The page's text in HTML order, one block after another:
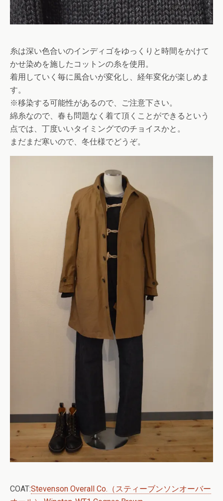
糸は深い色合いのインディゴをゆっくりと時間をかけて
かせ染めを施したコットンの糸を使用。
着用していく毎に風合いが変化し、経年変化が楽しめま
す。
※移染する可能性があるので、ご注意下さい。
綿糸なので、春も問題なく着て頂くことができるという
点では、丁度いいタイミングでのチョイスかと。
まだまだ寒いので、冬仕様でどうぞ。
COAT:Stevenson Overall Co.（スティーブンソンオーバー